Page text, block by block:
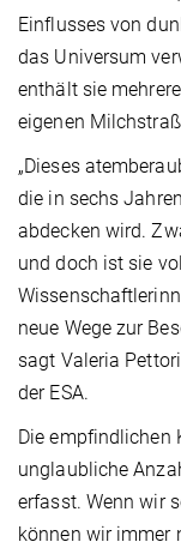
Einflusses von
das Universum
enthält sie
eigenen
„Dieses
die in sechs
abdecken wird.
und doch ist sie
neue Wege zur
sagt Valeria
der ESA.
Die empfindlichen
unglaubliche
erfasst. Wenn wir
können wir immer